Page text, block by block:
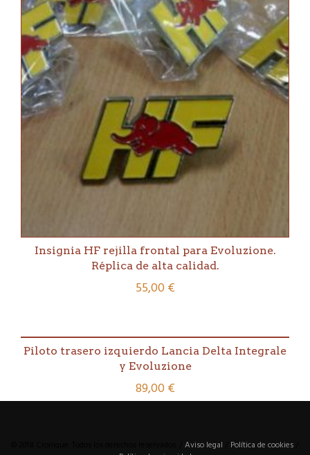
Insignia HF rejilla frontal para Evoluzione.
Réplica de alta calidad.
55,00€
Piloto trasero izquierdo Lancia Delta Integrale
y Evoluzione
89,00€
Aviso legal Política de cookies